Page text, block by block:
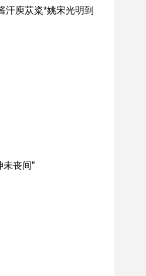
汗庾苁粢*姚宋光明到
丧间”